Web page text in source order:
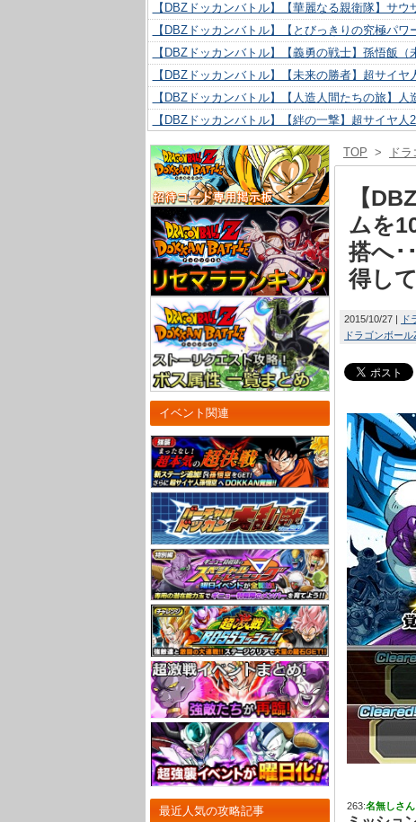
【DBZドッカンバトル】【華麗なる親衛隊】サ
【DBZドッカンバトル】【とびっきりの究極パ
【DBZドッカンバトル】【義勇の戦士】孫悟飯
【DBZドッカンバトル】【未来の勝者】超サイ
【DBZドッカンバトル】【人造人間たちの旅】
【DBZドッカンバトル】【絆の一撃】超サイヤ
【DBZドッカンバトル】【抗い続ける精神力】人
【DBZドッカンバトル】【技巧とひらめき】クリ
【DBZドッカンバトル】【新たに得た好機】人造
イベント関連
最近人気の攻略記事
TOP > ド
【
ムを
搭へ･
得し
2015/10/27 ド
ドラゴンボー
263:名無しさん